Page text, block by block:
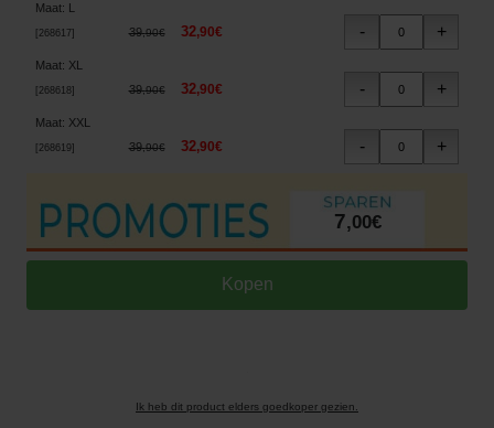
Maat:
268617] 39,90€ 32,90€
Maat: XL
268618 ] 39,90€ 32,90€
Maat: XXL
268619] 39,90€ 32,90€
7,00€
Ik heb dit product elders goedkoper gezien.